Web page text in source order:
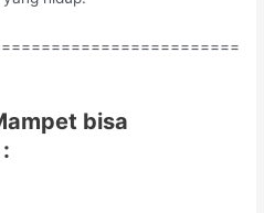
bisa